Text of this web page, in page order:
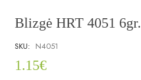
Blizgė HRT 4051 6gr.
SKU: N4051
1.15€